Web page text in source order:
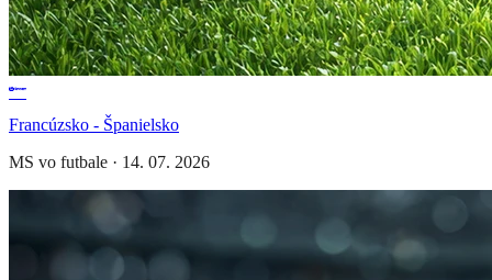
Francúzsko - Španielsko
MS vo futbale · 14. 07. 2026